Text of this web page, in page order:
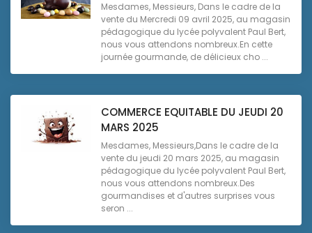
Mesdames, Messieurs, Dans le cadre de la
vente du Mercredi 09 avril 2025, au magasin
pédagogique du lycée polyvalent Paul Bert,
nous vous attendons nombreux.En cette
journée gourmande, de délicieux cho ...
COMMERCE EQUITABLE DU JEUDI 20
MARS 2025
Mesdames, Messieurs,Dans le cadre de la
vente du jeudi 20 mars 2025, au magasin
pédagogique du lycée polyvalent Paul Bert,
nous vous attendons nombreux.Des
gourmandises et d'autres surprises vous
seron ...